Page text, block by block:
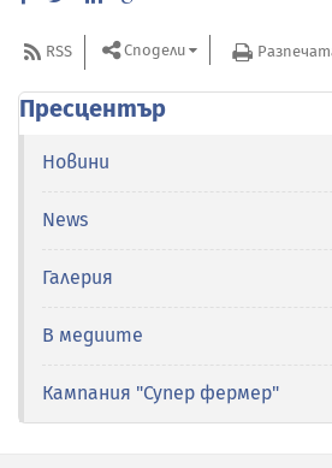
RSS Сподели
Пресцентър
Новини
News
Галерия
В медиите
Кампания "Супер фермер"